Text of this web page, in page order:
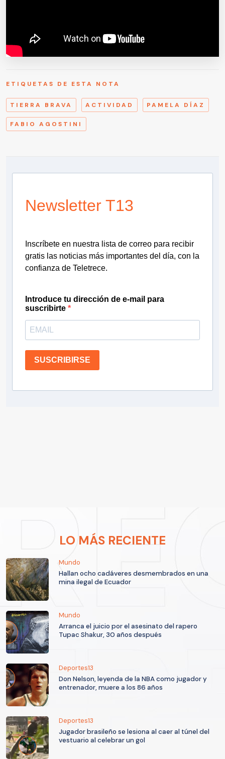
ETIQUETAS DE ESTA NOTA
TIERRA BRAVA ACTIVIDAD PAMELA DÍAZ
FABIO AGOSTINI
Newsletter T13
Inscríbete en nuestra lista de correo para recibir
gratis las noticias más importantes del día, con la
confianza de Teletrece.
Introduce tu dirección de e-mail para
suscribirte
SUSCRIBIRSE
LO MÁS RECIENTE
Mundo
Hallan ocho cadáveres desmembrados en una
mina ilegal de Ecuador
Mundo
Arranca el juicio por el asesinato del rapero
Tupac Shakur, 30 años después
Deportes13
Don Nelson, leyenda de la NBA como jugador y
entrenador, muere a los 86 años
Deportes13
Jugador brasileño se lesiona al caer al túnel del
vestuario al celebrar un gol